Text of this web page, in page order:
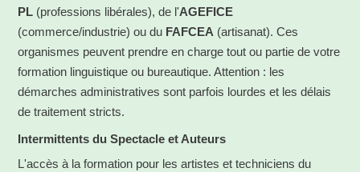
PL (professions libérales), de l'AGEFICE
(commerce/industrie) ou du FAFCEA (artisanat). Ces
organismes peuvent prendre en charge tout ou partie de votre
formation linguistique ou bureautique. Attention : les
démarches administratives sont parfois lourdes et les délais
de traitement stricts.
Intermittents du Spectacle et Auteurs
L'accès à la formation pour les artistes et techniciens du